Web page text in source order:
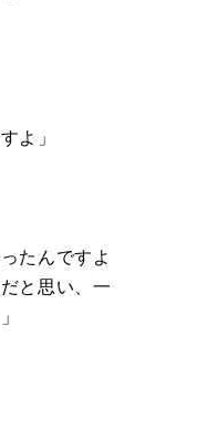
よ」
たんですよ
と思い、一